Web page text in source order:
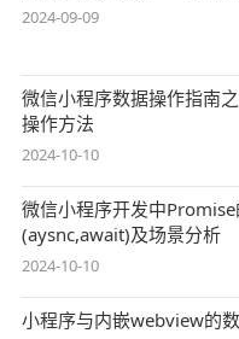
2024-09-09
微信小程序数据操作指南
操作方法
2024-10-10
微信小程序开发中Promise
(aysnc,await)及场景分析
2024-10-10
小程序与内嵌webview的